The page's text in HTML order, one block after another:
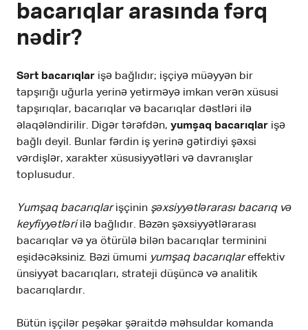
bacarıqlar arasında fərq
nədir?
Sərt bacarıqlar işə bağlıdır; işçiyə müəyyən bir
tapşırığı uğurla yerinə yetirməyə imkan verən xüsusi
tapşırıqlar, bacarıqlar və bacarıqlar dəstləri ilə
əlaqələndirilir. Digər tərəfdən, yumşaq bacarıqlar işə
bağlı deyil. Bunlar fərdin iş yerinə gətirdiyi şəxsi
vərdişlər, xarakter xüsusiyyətləri və davranışlar
toplusudur.
Yumşaq bacarıqlarişçinin şəxsiyyətlərarası bacarıq və
keyfiyyətləriilə bağlıdır. Bəzən şəxsiyyətlərarası
bacarıqlar və ya ötürülə bilən bacarıqlar terminini
eşidəcəksiniz. Bəzi ümumi yumşaq bacarıqlareffektiv
ünsiyyət bacarıqları, strateji düşüncə və analitik
bacarıqlardır.
Bütün işçilər peşəkar şəraitdə məhsuldar komanda